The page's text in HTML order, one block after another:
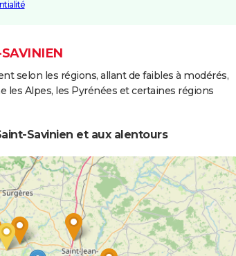
selon les régions, allant de faibles à modérés,
les Alpes, les Pyrénées et certaines régions
Savinien et aux alentours